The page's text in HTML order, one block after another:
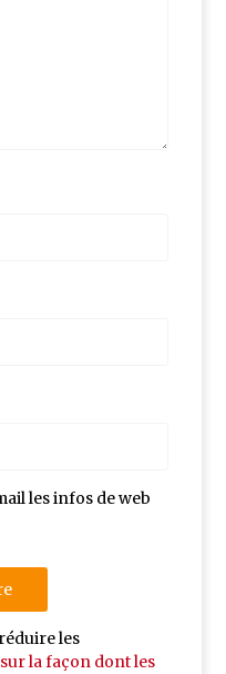
les infos de web
les
la façon dont les